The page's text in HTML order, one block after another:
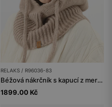
RELAKS / R96036-83
Béžová nákrčník s kapucí z merino vlny RELAKS
1899.00 Kč